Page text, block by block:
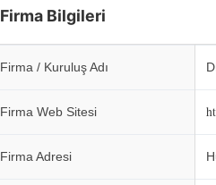
Firma Bilgileri
Firma / Kuruluş Adı
Firma Web Sitesi
Firma Adresi